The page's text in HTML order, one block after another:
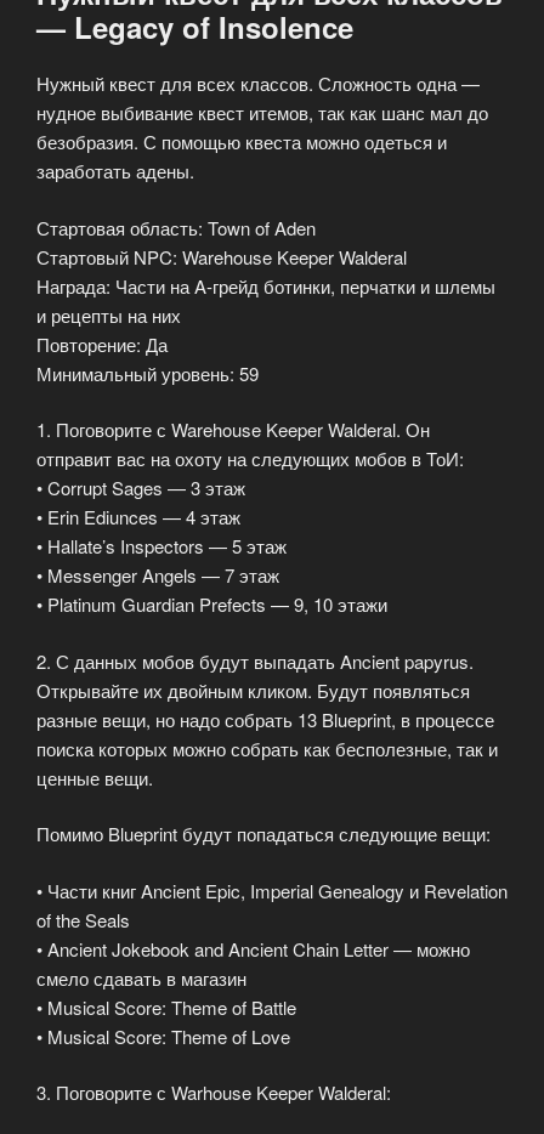
— Legacy of Insolence
Нужный квест для всех классов. Сложность одна —
нудное выбивание квест итемов, так как шанс мал до
безобразия. С помощью квеста можно одеться и
заработать адены.
Стартовая область: Town of Aden
Стартовый NPC: Warehouse Keeper Walderal
Награда: Части на A-грейд ботинки, перчатки и шлемы
и рецепты на них
Повторение: Да
Минимальный уровень: 59
1. Поговорите с Warehouse Keeper Walderal. Он
отправит вас на охоту на следующих мобов в ТоИ:
• Corrupt Sages — 3 этаж
• Erin Ediunces — 4 этаж
• Hallate’s Inspectors — 5 этаж
• Messenger Angels — 7 этаж
• Platinum Guardian Prefects — 9, 10 этажи
2. С данных мобов будут выпадать Ancient papyrus.
Открывайте их двойным кликом. Будут появляться
разные вещи, но надо собрать 13 Blueprint, в процессе
поиска которых можно собрать как бесполезные, так и
ценные вещи.
Помимо Blueprint будут попадаться следующие вещи:
• Части книг Ancient Epic, Imperial Genealogy и Revelation
of the Seals
• Ancient Jokebook and Ancient Chain Letter — можно
смело сдавать в магазин
• Musical Score: Theme of Battle
• Musical Score: Theme of Love
3. Поговорите с Warhouse Keeper Walderal: